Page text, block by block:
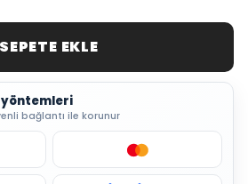
SEPETE EKLE
yöntemleri
bağlantı ile korunur